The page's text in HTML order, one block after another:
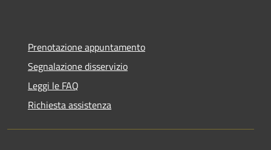
Prenotazione appuntamento
Segnalazione disservizio
Leggi le FAQ
Richiesta assistenza